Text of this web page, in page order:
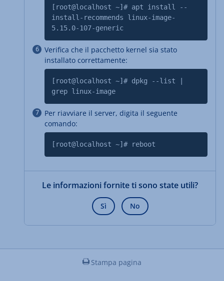
[root@localhost ~]# apt install --
install-recommends linux-image-
5.15.0-107-generic
Verifica che il pacchetto kernel sia stato
installato correttamente:
[root@localhost ~]# dpkg --list |
grep linux-image
Per riavviare il server, digita il seguente
comando:
[root@localhost ~]# reboot
Le informazioni fornite ti sono state utili?
Sì No
Stampa pagina